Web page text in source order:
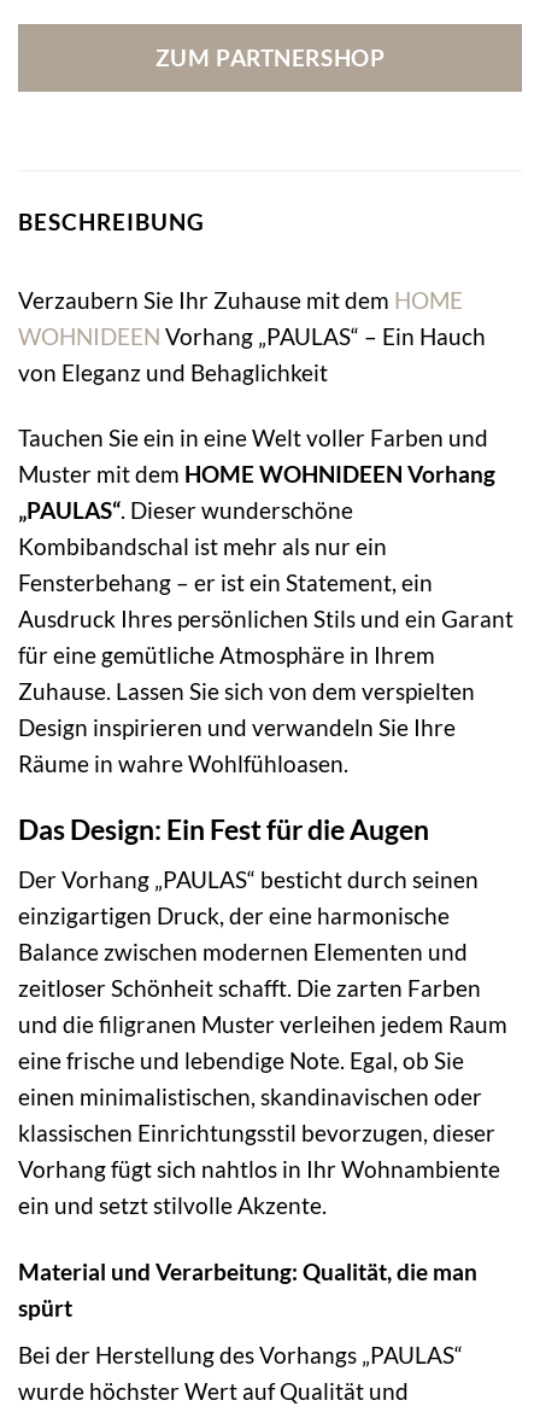
war:
38,99 €
ist:
28,38 €.
ZUM PARTNERSHOP
BESCHREIBUNG
Verzaubern Sie Ihr Zuhause mit dem HOME
WOHNIDEEN Vorhang „PAULAS“ – Ein Hauch
von Eleganz und Behaglichkeit
Tauchen Sie ein in eine Welt voller Farben und
Muster mit dem HOME WOHNIDEEN Vorhang
„PAULAS“. Dieser wunderschöne
Kombibandschal ist mehr als nur ein
Fensterbehang – er ist ein Statement, ein
Ausdruck Ihres persönlichen Stils und ein Garant
für eine gemütliche Atmosphäre in Ihrem
Zuhause. Lassen Sie sich von dem verspielten
Design inspirieren und verwandeln Sie Ihre
Räume in wahre Wohlfühloasen.
Das Design: Ein Fest für die Augen
Der Vorhang „PAULAS“ besticht durch seinen
einzigartigen Druck, der eine harmonische
Balance zwischen modernen Elementen und
zeitloser Schönheit schafft. Die zarten Farben
und die filigranen Muster verleihen jedem Raum
eine frische und lebendige Note. Egal, ob Sie
einen minimalistischen, skandinavischen oder
klassischen Einrichtungsstil bevorzugen, dieser
Vorhang fügt sich nahtlos in Ihr Wohnambiente
ein und setzt stilvolle Akzente.
Material und Verarbeitung: Qualität, die man
spürt
Bei der Herstellung des Vorhangs „PAULAS“
wurde höchster Wert auf Qualität und